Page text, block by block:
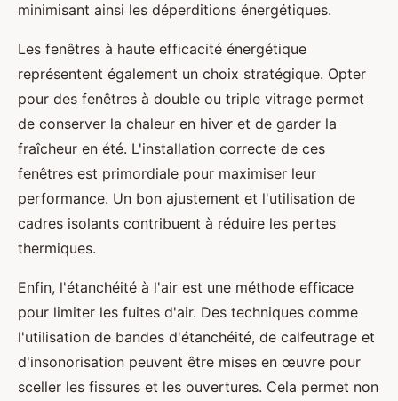
minimisant ainsi les déperditions énergétiques.
Les fenêtres à haute efficacité énergétique
représentent également un choix stratégique. Opter
pour des fenêtres à double ou triple vitrage permet
de conserver la chaleur en hiver et de garder la
fraîcheur en été. L'installation correcte de ces
fenêtres est primordiale pour maximiser leur
performance. Un bon ajustement et l'utilisation de
cadres isolants contribuent à réduire les pertes
thermiques.
Enfin, l'étanchéité à l'air est une méthode efficace
pour limiter les fuites d'air. Des techniques comme
l'utilisation de bandes d'étanchéité, de calfeutrage et
d'insonorisation peuvent être mises en œuvre pour
sceller les fissures et les ouvertures. Cela permet non